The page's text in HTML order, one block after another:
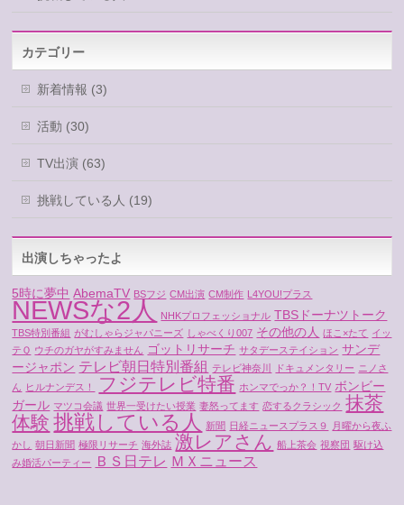
カテゴリー
新着情報 (3)
活動 (30)
TV出演 (63)
挑戦している人 (19)
出演しちゃったよ
5時に夢中 AbemaTV BSフジ CM出演 CM制作 L4YOU!プラス
NEWSな2人 NHKプロフェッショナル TBSドーナツトーク
TBS特別番組 がむしゃらジャパニーズ しゃべくり007 その他の人 ほこ×たて イッ
テＱ ウチのガヤがすみません ゴットリサーチ サタデーステイション サンデ
ージャポン テレビ朝日特別番組 テレビ神奈川 ドキュメンタリー ニノさ
ん ヒルナンデス！ フジテレビ特番 ホンマでっか？！TV ボンビー
ガール マツコ会議 世界一受けたい授業 妻怒ってます 恋するクラシック 抹茶
体験 挑戦している人 新聞 日経ニュースプラス９
月曜から夜ふ
かし 朝日新聞 極限リサーチ 海外誌 激レアさん 船上茶会 視察団 駆け込
み婚活パーティー
ＢＳ日テレ ＭＸニュース